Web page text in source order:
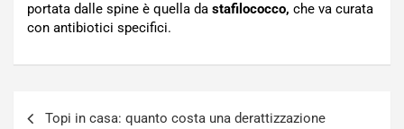
portata dalle spine è quella da stafilococco, che va curata
con antibiotici specifici.
Topi in casa: quanto costa una derattizzazione